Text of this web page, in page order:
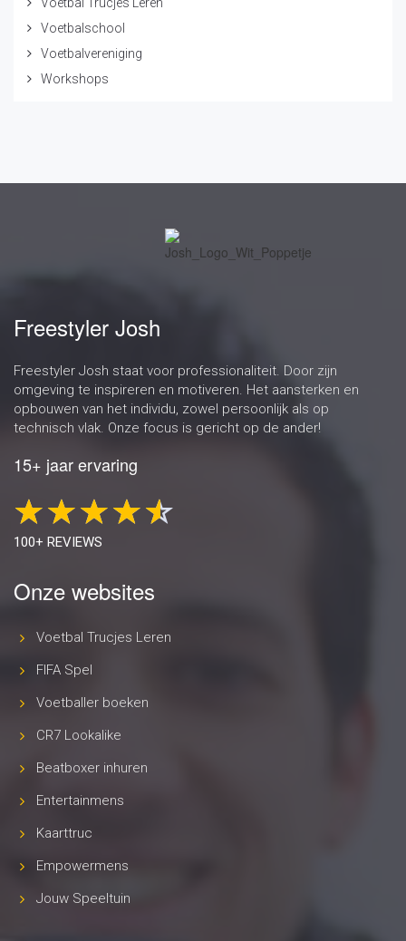
Voetbalschool
Voetbalvereniging
Workshops
Freestyler Josh
Freestyler Josh staat voor professionaliteit. Door zijn
omgeving te inspireren en motiveren. Het aansterken en
opbouwen van het individu, zowel persoonlijk als op
technisch vlak. Onze focus is gericht op de ander!
15+ jaar ervaring
100+ REVIEWS
Onze websites
Voetbal Trucjes Leren
FIFA Spel
Voetballer boeken
CR7 Lookalike
Beatboxer inhuren
Entertainmens
Kaarttruc
Empowermens
Jouw Speeltuin